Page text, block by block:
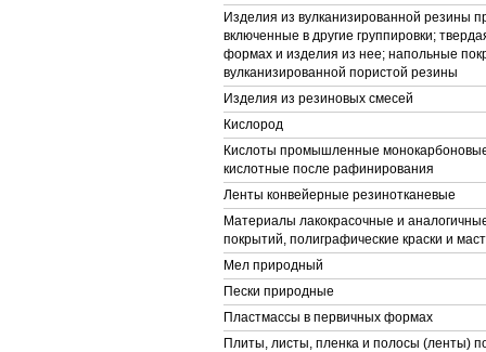
Изделия из вулканизированной резины
включенные в другие группировки;
формах и изделия из нее; напольные
вулканизированной пористой резины
Изделия из резиновых смесей
Кислород
Кислоты промышленные
кислотные после рафинирования
Ленты конвейерные резинотканевые
Материалы лакокрасочные и
покрытий, полиграфические краски и
Мел природный
Пески природные
Пластмассы в первичных формах
Плиты, листы, пленка и полосы (ленты)